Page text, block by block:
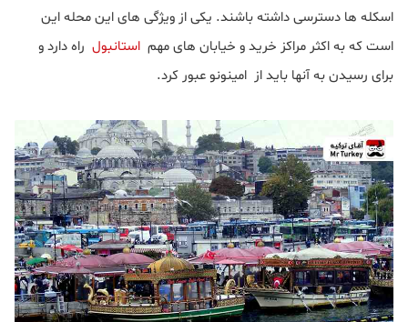
اسکله ها دسترسی داشته باشند. یکی از ویژگی های این محله این
است که به اکثر مراکز خرید و خیابان های مهم استانبول راه دارد و
برای رسیدن به آنها باید از امینونو عبور کرد.